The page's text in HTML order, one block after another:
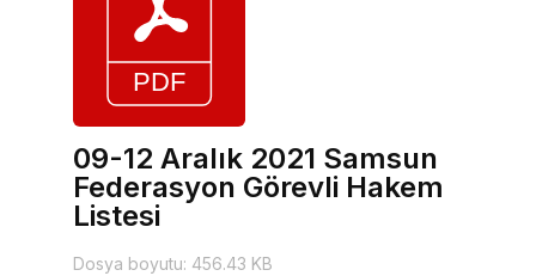
09-12 Aralık 2021 Samsun
Federasyon Görevli Hakem
Listesi
Dosya boyutu: 456.43 KB